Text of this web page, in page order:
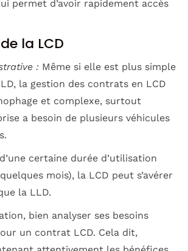
permet d’avoir rapidement accès
la LCD
: Même si elle est plus simple
la gestion des contrats en LCD
et complexe, surtout
a besoin de plusieurs véhicules
certaine durée d’utilisation
mois), la LCD peut s’avérer
la LLD.
bien analyser ses besoins
un contrat LCD. Cela dit,